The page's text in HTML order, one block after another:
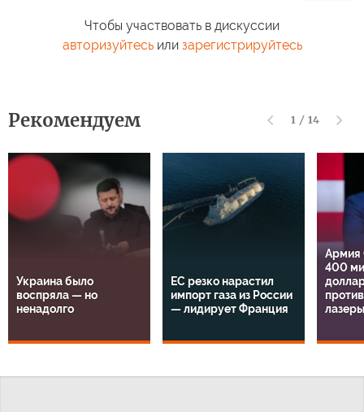
Чтобы участвовать в дискуссии
авторизуйтесьили зарегистрируйтесь
Рекомендуем 1 / 14
Украина было
воспряла — но
ненадолго
ЕС резко нарастил
импорт газа из России
— лидирует Франция
Армия
400
лазеры